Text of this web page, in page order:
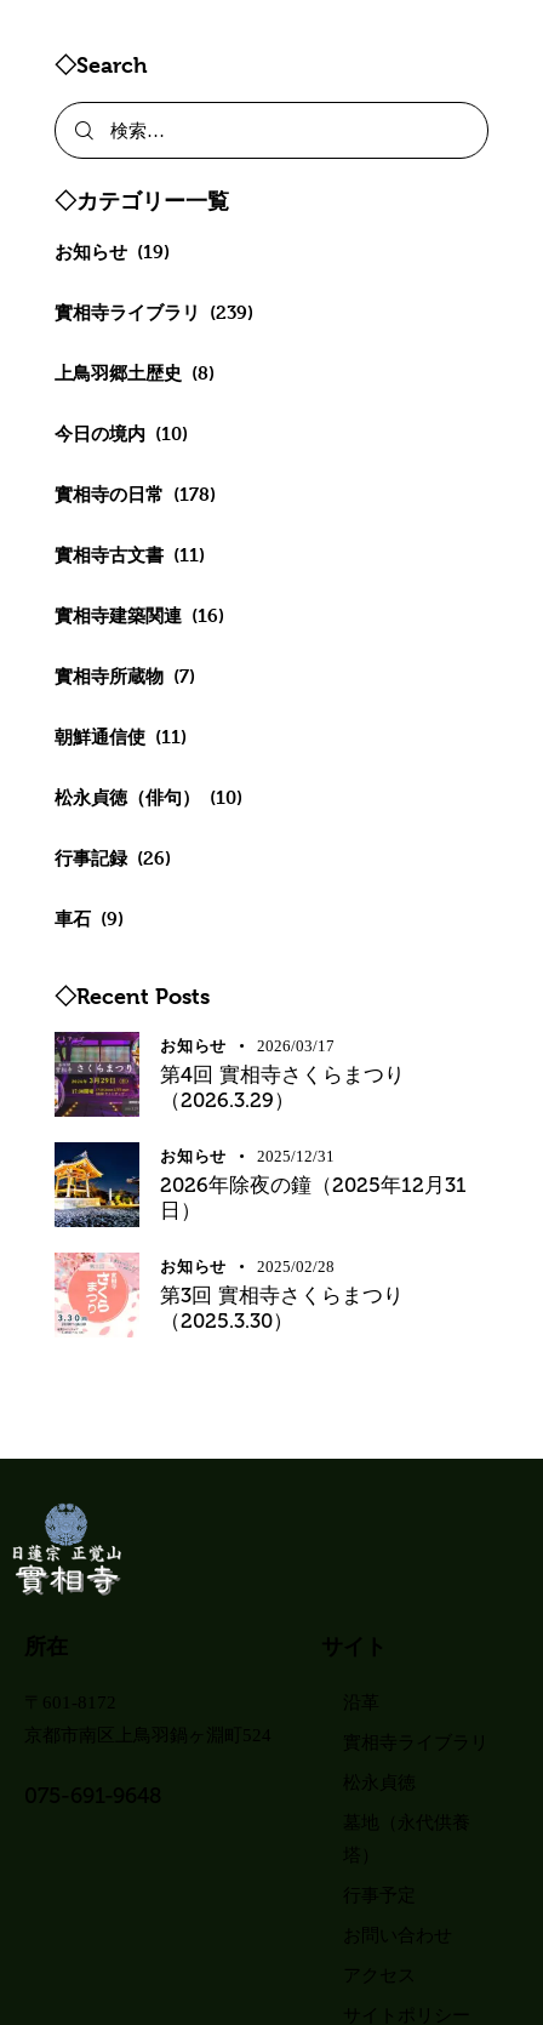
◇Search
◇カテゴリー一覧
お知らせ (19)
實相寺ライブラリ (239)
上鳥羽郷土歴史 (8)
今日の境内 (10)
實相寺の日常 (178)
實相寺古文書 (11)
實相寺建築関連 (16)
實相寺所蔵物 (7)
朝鮮通信使 (11)
松永貞徳（俳句） (10)
行事記録 (26)
車石 (9)
◇Recent Posts
お知らせ 2026/03/17
第4回 實相寺さくらまつり
（2026.3.29）
お知らせ 2025/12/31
2026年除夜の鐘（2025年12月31
日）
お知らせ 2025/02/28
第3回 實相寺さくらまつり
（2025.3.30）
所在
〒601-8172
京都市南区上鳥羽鍋ヶ淵町524
075-691-9648
サイト
沿革
實相寺ライブラリ
松永貞徳
墓地（永代供養
塔）
行事予定
お問い合わせ
アクセス
サイトポリシー